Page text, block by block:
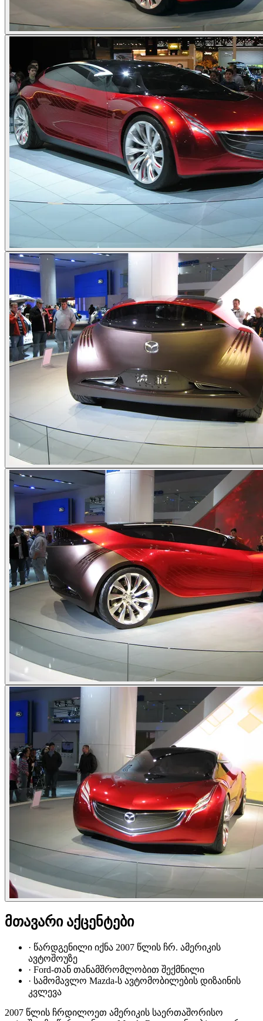
მთავარი აქცენტები
· წარდგენილი იქნა 2007 წლის ჩრ. ამერიკის
ავტოშოუზე
· Ford-თან თანამშრომლობით შექმნილი
· სამომავლო Mazda-ს ავტომობილების დიზაინის
კვლევა
2007 წლის ჩრდილოეთ ამერიკის საერთაშორისო